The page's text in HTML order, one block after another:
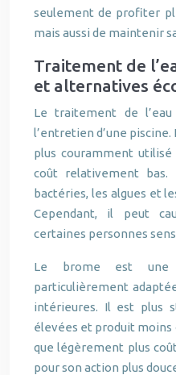
seulement de profiter
mais aussi de maintenir
Traitement de
et alternatives
Le traitement de
l’entretien d’une
plus couramment
coût relativement
bactéries, les algues et
Cependant, il peut
certaines personnes
Le brome est une
particulièrement
intérieures. Il est plus
élevées et produit moins
que légèrement plus
pour son action plus